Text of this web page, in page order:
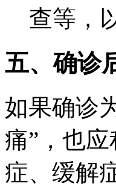
查等，
五、确诊
如果确诊
痛”，也
症、缓解